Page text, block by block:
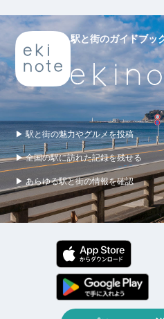
駅と街のガイドブッ
▶ 駅と街の魅力やグルメを投稿
▶ 全国の駅に訪れた記録を残せる
▶ あらゆる駅と街の情報を確認